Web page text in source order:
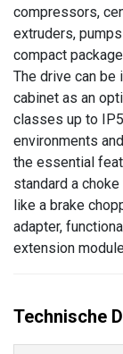
compressors,
extruders,
compact
The drive can be
cabinet as an
classes up to
environments
the essential
standard a
like a brake
adapter,
extension